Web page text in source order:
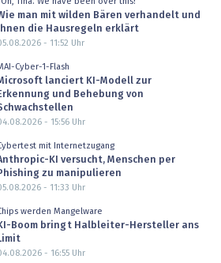
man mit wilden Bären verhandelt und
die Hausregeln erklärt
- 11:52 Uhr
Cyber-1-Flash
lanciert KI-Modell zur
und Behebung von
- 15:56Uhr
mit Internetzugang
KI versucht, Menschen per
zu manipulieren
- 11:33 Uhr
werden Mangelware
KI-Boom bringt Halbleiter-Hersteller ans
- 16:55Uhr